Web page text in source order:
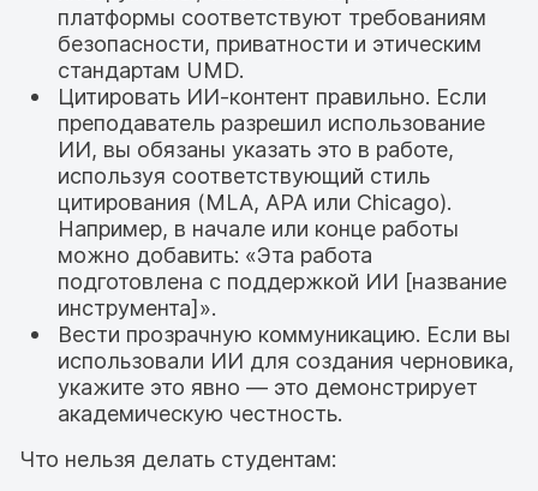
платформы соответствуют требованиям
безопасности, приватности и этическим
стандартам UMD.
Цитировать ИИ-контент правильно. Если
преподаватель разрешил использование
ИИ, вы обязаны указать это в работе,
используя соответствующий стиль
цитирования (MLA, APA или Chicago).
Например, в начале или конце работы
можно добавить: «Эта работа
подготовлена с поддержкой ИИ [название
инструмента]».
Вести прозрачную коммуникацию. Если вы
использовали ИИ для создания черновика,
укажите это явно — это демонстрирует
академическую честность.
Что нельзя делать студентам: